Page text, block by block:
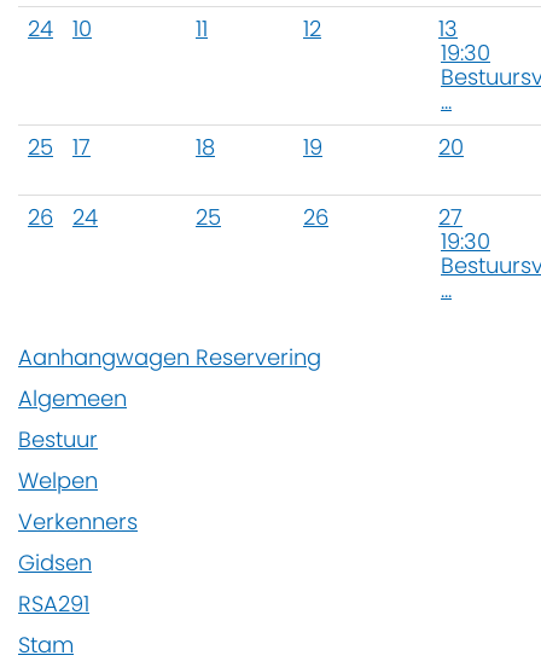
24
10 11 12
13
19:30
...
25
17 18 19 20
26 24 25 26
27
19:30
...
Aanhangwagen Reservering
Algemeen
Bestuur
Welpen
Verkenners
Gidsen
RSA291
Stam